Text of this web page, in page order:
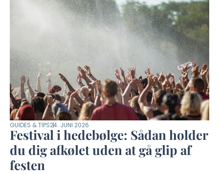
GUIDES & TIPS24. JUNI 2026
Festival i hedebølge: Sådan holder
du dig afkølet uden at gå glip af
festen